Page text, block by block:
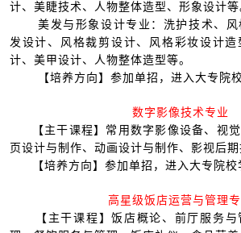
计、美睫技术、人物整体造型、形象设计等
美发与形象设计专业：洗护技术、
发设计、风格裁剪设计、风格彩妆设计
计、美甲设计、人物整体造型等。
【培养方向】参加单招，进入大专院
数字影像技术专业
【主干课程】常用数字影像设备、视
页设计与制作、动画设计与制作、影视后期
【培养方向】参加单招，进入大专院校
高星级饭店运营与管理
【主干课程】饭店概论、前厅服务